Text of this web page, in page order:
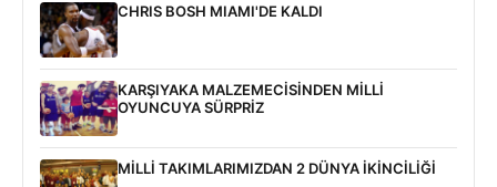
CHRIS BOSH MIAMI'DE KALDI
KARŞIYAKA MALZEMECİSİNDEN MİLLİ
OYUNCUYA SÜRPRİZ
MİLLİ TAKIMLARIMIZDAN 2 DÜNYA İKİNCİLİĞİ